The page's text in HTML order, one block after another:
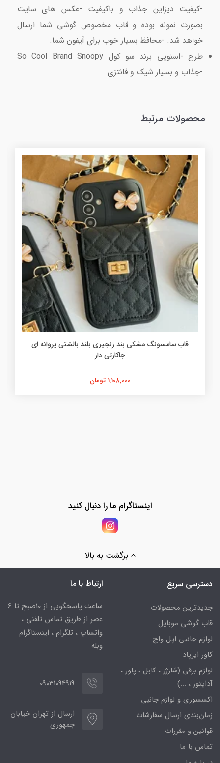
-کیفیت دیزاین جذاب و باکیفیت -عکس های سایت
بصورت نمونه بوده و قاب مخصوص گوشی شما ارسال
خواهد شد. -محافظ بسیار خوب برای آیفون شما.
طرح -اسنوپی برند سو کول So Cool Brand Snoopy
-جذاب و بسیار شیک و فانتزی
محصولات مرتبط
قاب سامسونگ مشکی بند زنجیری بلند بالشتی پروانه ای
جاکارتی دار
1,108,000 تومان
اینستاگرام ما را دنبال کنید
برگشت به بالا
دسترسی سریع
جدیدترین محصولات
قاب گوشی موبایل
لوازم جانبی اپل واچ
کاور ایرپاد
لوازم برقی (شارژر ، کابل ، پاور ،
آداپتور ، ...)
اکسسوری و لوازم جانبی
زمان‌بندی ارسال سفارشات
قوانین و مقررات
تماس با ما
ارتباط با ما
ساعت پاسخگویی از 10صبح تا 6
عصر از طریق تماس تلفنی ،
واتساپ ، تلگرام ، اینستاگرام
وبله
09031094919
ارسال از تهران خیابان
جمهوری